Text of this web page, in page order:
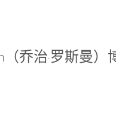
（乔治·罗斯曼